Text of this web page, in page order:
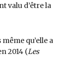
valu d’être la
qu’elle a
2014 (Les